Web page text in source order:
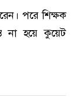
পরে শিক্ষক
না হয়ে কুয়েট